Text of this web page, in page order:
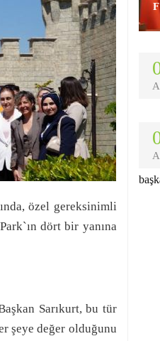
özel gereksinimli
dört bir yanına
Sarıkurt, bu tür
şeye değer olduğunu